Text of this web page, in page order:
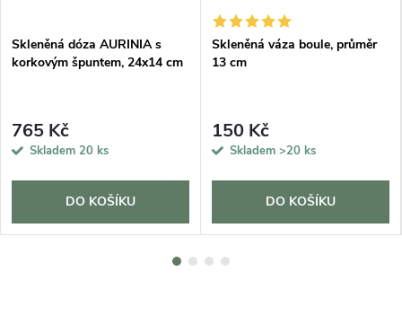
Skleněná dóza AURINIA s
korkovým špuntem, 24x14 cm
765 Kč
Skladem 20 ks
DO KOŠÍKU
Skleněná váza boule, průměr
13 cm
150 Kč
Skladem >20 ks
DO KOŠÍKU